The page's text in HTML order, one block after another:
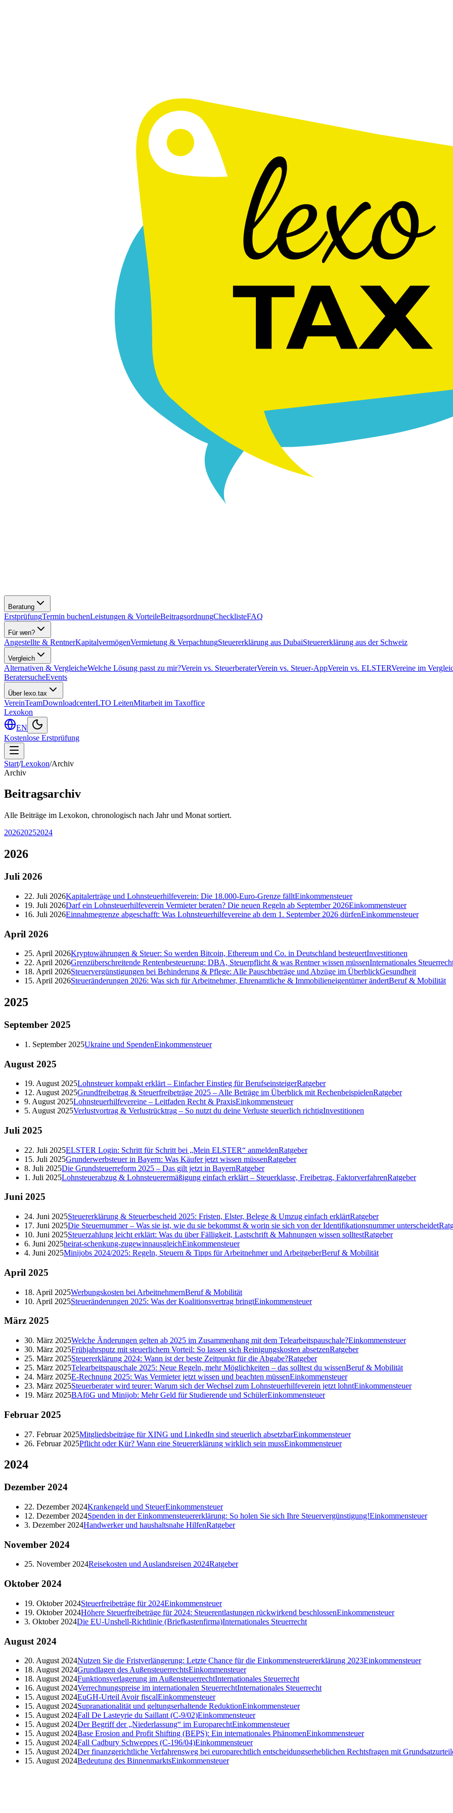
Beratung
ErstprüfungTermin buchenLeistungen & VorteileBeitragsordnungChecklisteFAQ
Für wen?
Angestellte & RentnerKapitalvermögenVermietung & VerpachtungSteuererklärung aus DubaiSteuererklärung aus der Schweiz
Vergleich
Alternativen & VergleicheWelche Lösung passt zu mir?Verein vs. SteuerberaterVerein vs. Steuer-AppVerein vs. ELSTERVereine im
BeratersucheEvents
Über lexo.tax
VereinTeamDownloadcenterLTO LeitenMitarbeit im Taxoffice
Lexokon
EN
Kostenlose Erstprüfung
Start/Lexokon/Archiv
Archiv
Beitragsarchiv
Alle Beiträge im Lexokon, chronologisch nach Jahr und Monat sortiert.
202620252024
2026
Juli 2026
22. Juli 2026Kapitalerträge und Lohnsteuerhilfeverein: Die 18.000-Euro-Grenze fälltEinkommensteuer
19. Juli 2026Darf ein Lohnsteuerhilfeverein Vermieter beraten? Die neuen Regeln ab September 2026Einkommensteuer
16. Juli 2026Einnahmegrenze abgeschafft: Was Lohnsteuerhilfevereine ab dem 1. September 2026 dürfenEinkommensteuer
April 2026
25. April 2026Kryptowährungen & Steuer: So werden Bitcoin, Ethereum und Co. in Deutschland besteuertInvestitionen
22. April 2026Grenzüberschreitende Rentenbesteuerung: DBA, Steuerpflicht & was Rentner wissen müssenInternationales
18. April 2026Steuervergünstigungen bei Behinderung & Pflege: Alle Pauschbeträge und Abzüge im ÜberblickGesundheit
15. April 2026Steueränderungen 2026: Was sich für Arbeitnehmer, Ehrenamtliche & Immobilieneigentümer ändertBeruf & Mobilität
2025
September 2025
1. September 2025Ukraine und SpendenEinkommensteuer
August 2025
19. August 2025Lohnsteuer kompakt erklärt – Einfacher Einstieg für BerufseinsteigerRatgeber
12. August 2025Grundfreibetrag & Steuerfreibeträge 2025 – Alle Beträge im Überblick mit RechenbeispielenRatgeber
9. August 2025Lohnsteuerhilfevereine – Leitfaden Recht & PraxisEinkommensteuer
5. August 2025Verlustvortrag & Verlustrücktrag – So nutzt du deine Verluste steuerlich richtigInvestitionen
Juli 2025
22. Juli 2025ELSTER Login: Schritt für Schritt bei „Mein ELSTER“ anmeldenRatgeber
15. Juli 2025Grunderwerbsteuer in Bayern: Was Käufer jetzt wissen müssenRatgeber
8. Juli 2025Die Grundsteuerreform 2025 – Das gilt jetzt in BayernRatgeber
1. Juli 2025Lohnsteuerabzug & Lohnsteuerermäßigung einfach erklärt – Steuerklasse, Freibetrag, FaktorverfahrenRatgeber
Juni 2025
24. Juni 2025Steuererklärung & Steuerbescheid 2025: Fristen, Elster, Belege & Umzug einfach erklärtRatgeber
17. Juni 2025Die Steuernummer – Was sie ist, wie du sie bekommst & worin sie sich von der Identifikationsnummer unterscheidet
10. Juni 2025Steuerzahlung leicht erklärt: Was du über Fälligkeit, Lastschrift & Mahnungen wissen solltestRatgeber
6. Juni 2025heirat-schenkung-zugewinnausgleichEinkommensteuer
4. Juni 2025Minijobs 2024/2025: Regeln, Steuern & Tipps für Arbeitnehmer und ArbeitgeberBeruf & Mobilität
April 2025
18. April 2025Werbungskosten bei ArbeitnehmernBeruf & Mobilität
10. April 2025Steueränderungen 2025: Was der Koalitionsvertrag bringtEinkommensteuer
März 2025
30. März 2025Welche Änderungen gelten ab 2025 im Zusammenhang mit dem Telearbeitspauschale?Einkommensteuer
30. März 2025Frühjahrsputz mit steuerlichem Vorteil: So lassen sich Reinigungskosten absetzenRatgeber
25. März 2025Steuererklärung 2024: Wann ist der beste Zeitpunkt für die Abgabe?Ratgeber
25. März 2025Telearbeitspauschale 2025: Neue Regeln, mehr Möglichkeiten – das solltest du wissenBeruf & Mobilität
24. März 2025E-Rechnung 2025: Was Vermieter jetzt wissen und beachten müssenEinkommensteuer
23. März 2025Steuerberater wird teurer: Warum sich der Wechsel zum Lohnsteuerhilfeverein jetzt lohntEinkommensteuer
19. März 2025BAföG und Minijob: Mehr Geld für Studierende und SchülerEinkommensteuer
Februar 2025
27. Februar 2025Mitgliedsbeiträge für XING und LinkedIn sind steuerlich absetzbarEinkommensteuer
26. Februar 2025Pflicht oder Kür? Wann eine Steuererklärung wirklich sein mussEinkommensteuer
2024
Dezember 2024
22. Dezember 2024Krankengeld und SteuerEinkommensteuer
12. Dezember 2024Spenden in der Einkommensteuererklärung: So holen Sie sich Ihre Steuervergünstigung!Einkommensteuer
3. Dezember 2024Handwerker und haushaltsnahe HilfenRatgeber
November 2024
25. November 2024Reisekosten und Auslandsreisen 2024Ratgeber
Oktober 2024
19. Oktober 2024Steuerfreibeträge für 2024Einkommensteuer
19. Oktober 2024Höhere Steuerfreibeträge für 2024: Steuerentlastungen rückwirkend beschlossenEinkommensteuer
3. Oktober 2024Die EU-Unshell-Richtlinie (Briefkastenfirma)Internationales Steuerrecht
August 2024
20. August 2024Nutzen Sie die Fristverlängerung: Letzte Chance für die Einkommensteuererklärung 2023Einkommensteuer
18. August 2024Grundlagen des AußensteuerrechtsEinkommensteuer
18. August 2024Funktionsverlagerung im AußensteuerrechtInternationales Steuerrecht
16. August 2024Verrechnungspreise im internationalen SteuerrechtInternationales Steuerrecht
15. August 2024EuGH-Urteil Avoir fiscalEinkommensteuer
15. August 2024Supranationalität und geltungserhaltende ReduktionEinkommensteuer
15. August 2024Fall De Lasteyrie du Saillant (C-9/02)Einkommensteuer
15. August 2024Der Begriff der „Niederlassung“ im EuroparechtEinkommensteuer
15. August 2024Base Erosion and Profit Shifting (BEPS): Ein internationales PhänomenEinkommensteuer
15. August 2024Fall Cadbury Schweppes (C-196/04)Einkommensteuer
15. August 2024Der finanzgerichtliche Verfahrensweg bei europarechtlich entscheidungserheblichen Rechtsfragen mit
15. August 2024Bedeutung des BinnenmarktsEinkommensteuer